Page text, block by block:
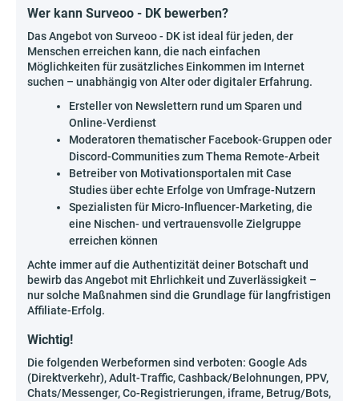
Wer kann Surveoo - DK bewerben?
Das Angebot von Surveoo - DK ist ideal für jeden, der
Menschen erreichen kann, die nach einfachen
Möglichkeiten für zusätzliches Einkommen im Internet
suchen – unabhängig von Alter oder digitaler Erfahrung.
Ersteller von Newslettern rund um Sparen und
Online-Verdienst
Moderatoren thematischer Facebook-Gruppen oder
Discord-Communities zum Thema Remote-Arbeit
Betreiber von Motivationsportalen mit Case
Studies über echte Erfolge von Umfrage-Nutzern
Spezialisten für Micro-Influencer-Marketing, die
eine Nischen- und vertrauensvolle Zielgruppe
erreichen können
Achte immer auf die Authentizität deiner Botschaft und
bewirb das Angebot mit Ehrlichkeit und Zuverlässigkeit –
nur solche Maßnahmen sind die Grundlage für langfristigen
Affiliate-Erfolg.
Wichtig!
Die folgenden Werbeformen sind verboten: Google Ads
(Direktverkehr), Adult-Traffic, Cashback/Belohnungen, PPV,
Chats/Messenger, Co-Registrierungen, iframe, Betrug/Bots,